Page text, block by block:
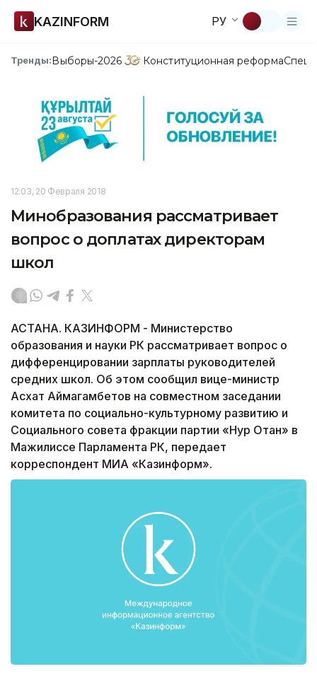
KAZINFORM РУ
Тренды:Выборы-2026 Конституционная реформа
12:03, 20 Февраля 2018
Минобразования рассматривает
вопрос о доплатах директорам
школ
АСТАНА. КАЗИНФОРМ - Министерство
образования и науки РК рассматривает вопрос о
дифференцировании зарплаты руководителей
средних школ. Об этом сообщил вице-министр
Асхат Аймагамбетов на совместном заседании
комитета по социально-культурному развитию и
Социального совета фракции партии «Нур Отан» в
Мажилиссе Парламента РК, передает
корреспондент МИА «Казинформ».